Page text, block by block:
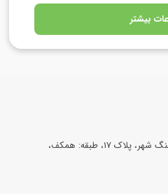
بیشتر
17، طبقه: همکف،